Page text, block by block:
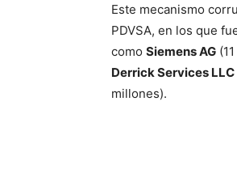
Este mecanismo
PDVSA, en los que
como Siemens AG
Derrick Services LLC
millones).